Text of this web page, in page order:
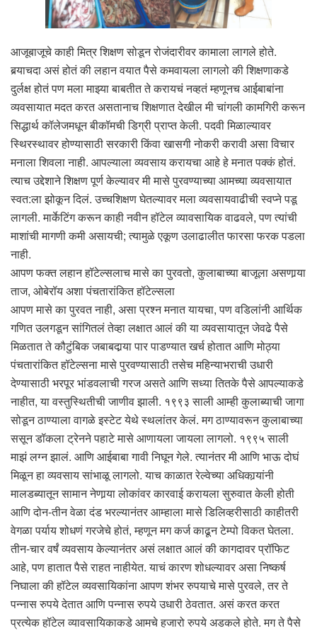
आजूबाजूचे काही मित्र शिक्षण सोडून रोजंदारीवर कामाला लागले होते.
बर्‍याचदा असं होतं की लहान वयात पैसे कमवायला लागलो की शिक्षणाकडे
दुर्लक्ष होतं पण मला माझ्या बाबतीत ते करायचं नव्हतं म्हणूनच आईबाबांना
व्यवसायात मदत करत असतानाच शिक्षणात देखील मी चांगली कामगिरी करून
सिद्धार्थ कॉलेजमधून बीकॉमची डिग्री प्राप्त केली. पदवी मिळाल्यावर
स्थिरस्थावर होण्यासाठी सरकारी किंवा खासगी नोकरी करावी असा विचार
मनाला शिवला नाही. आपल्याला व्यवसाय करायचा आहे हे मनात पक्कं होतं.
त्याच उद्देशाने शिक्षण पूर्ण केल्यावर मी मासे पुरवण्याच्या आमच्या व्यवसायात
स्वत:ला झोकून दिलं. उच्चशिक्षण घेतल्यावर मला व्यवसायवाढीची स्वप्ने पडू
लागली. मार्केटिंग करून काही नवीन हॉटेल व्यावसायिक वाढवले, पण त्यांची
माशांची मागणी कमी असायची; त्यामुळे एकूण उलाढालीत फारसा फरक पडला
नाही.
आपण फक्त लहान हॉटेल्सलाच मासे का पुरवतो, कुलाबाच्या बाजूला असणार्‍या
ताज, ओबेरॉय अशा पंचतारांकित हॉटेल्सला
आपण मासे का पुरवत नाही, असा प्रश्न मनात यायचा, पण वडिलांनी आर्थिक
गणित उलगडून सांगितलं तेव्हा लक्षात आलं की या व्यवसायातून जेवढे पैसे
मिळतात ते कौटुंबिक जबाबदार्‍या पार पाडण्यात खर्च होतात आणि मोठ्या
पंचतारांकित हॉटेल्सना मासे पुरवण्यासाठी तसेच महिन्याभराची उधारी
देण्यासाठी भरपूर भांडवलाची गरज असते आणि सध्या तितके पैसे आपल्याकडे
नाहीत, या वस्तुस्थितीची जाणीव झाली. १९९३ साली आम्ही कुलाब्याची जागा
सोडून ठाण्याला वागळे इस्टेट येथे स्थलांतर केलं. मग ठाण्यावरून कुलाबाच्या
ससून डॉकला ट्रेनने पहाटे मासे आणायला जायला लागलो. १९९५ साली
माझं लग्न झालं. आणि आईबाबा गावी निघून गेले. त्यानंतर मी आणि भाऊ दोघं
मिळून हा व्यवसाय सांभाळू लागलो. याच काळात रेल्वेच्या अधिकार्‍यांनी
मालडब्यातून सामान नेणार्‍या लोकांवर कारवाई करायला सुरुवात केली होती
आणि दोन-तीन वेळा दंड भरल्यानंतर आम्हाला मासे डिलिव्हरीसाठी काहीतरी
वेगळा पर्याय शोधणं गरजेचे होतं, म्हणून मग कर्ज काढून टेम्पो विकत घेतला.
तीन-चार वर्षं व्यवसाय केल्यानंतर असं लक्षात आलं की कागदावर प्रॉफिट
आहे, पण हातात पैसे राहत नाहीयेत. याचं कारण शोधल्यावर असा निष्कर्ष
निघाला की हॉटेल व्यवसायिकांना आपण शंभर रुपयाचे मासे पुरवले, तर ते
पन्नास रुपये देतात आणि पन्नास रुपये उधारी ठेवतात. असं करत करत
प्रत्येक हॉटेल व्यावसायिकाकडे आमचे हजारो रुपये अडकले होते. मग ते पैसे